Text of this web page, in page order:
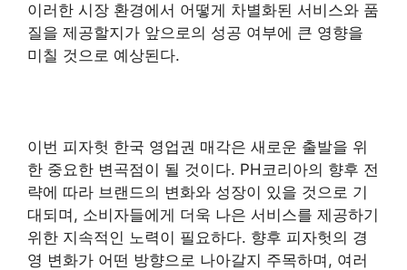
이러한 시장 환경에서 어떻게 차별화된 서비스와 품
질을 제공할지가 앞으로의 성공 여부에 큰 영향을
미칠 것으로 예상된다.
이번 피자헛 한국 영업권 매각은 새로운 출발을 위
한 중요한 변곡점이 될 것이다. PH코리아의 향후 전
략에 따라 브랜드의 변화와 성장이 있을 것으로 기
대되며, 소비자들에게 더욱 나은 서비스를 제공하기
위한 지속적인 노력이 필요하다. 향후 피자헛의 경
영 변화가 어떤 방향으로 나아갈지 주목하며, 여러